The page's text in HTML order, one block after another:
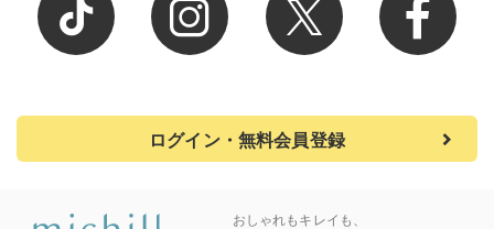
ログイン・無料会員登録
おしゃれもキレイも、